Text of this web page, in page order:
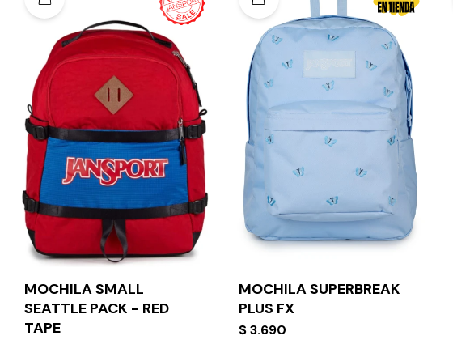
MOCHILA SMALL
SEATTLE PACK - RED
TAPE
MOCHILA SUPERBREAK
PLUS FX
$ 3.690